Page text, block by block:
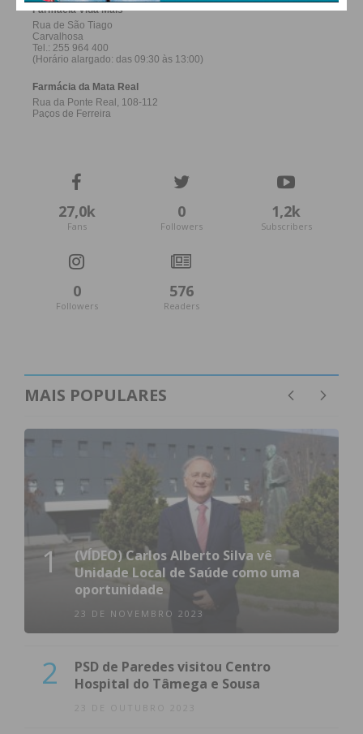
27,0k
Fans
0
Followers
1,2k
Subscribers
0
Followers
576
Readers
MAIS POPULARES
1
(VÍDEO) Carlos Alberto Silva vê
Unidade Local de Saúde como uma
oportunidade
23 DE NOVEMBRO 2023
2
PSD de Paredes visitou Centro
Hospital do Tâmega e Sousa
23 DE OUTUBRO 2023